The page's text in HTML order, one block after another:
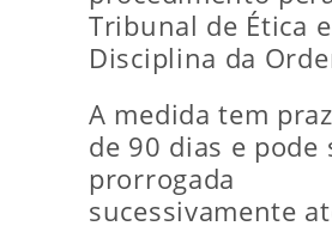
Tribunal de Ética e
Disciplina da
A medida tem
de 90 dias e pode
prorrogada
sucessivamente